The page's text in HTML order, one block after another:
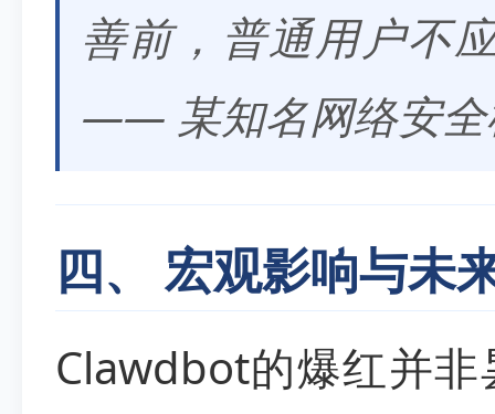
善前，普通用户不
—— 某知名网络安
四、 宏观影响与未
Clawdbot的爆红并